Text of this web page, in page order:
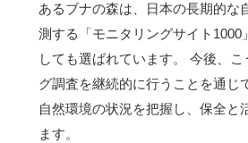
あるブナの森は、日本の長期的な
測する「モニタリングサイト1000
しても選ばれています。 今後、
グ調査を継続的に行うことを通じ
自然環境の状況を把握し、保全と
ます。